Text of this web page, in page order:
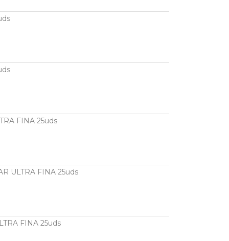
FINA 25uds
ULTRA FINA 25uds
FINA 25uds